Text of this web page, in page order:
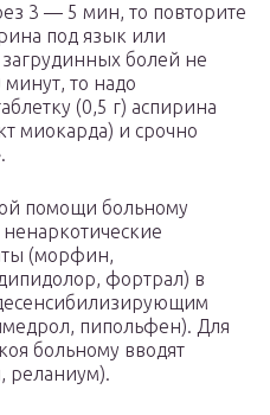
3 — 5 мин, то повторите
под язык или
болей не
минут, то надо
(0,5 г) аспирина
миокарда) и срочно
помощи больному
(морфин,
фортрал) в
пипольфен). Для
больному вводят
реланиум).